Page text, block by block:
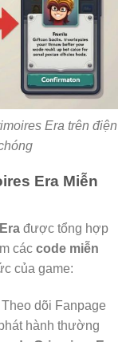
Era trên điện
Era Miễn
được tổng hợp
các code miễn
của game:
Theo dõi Fanpage
hành thường